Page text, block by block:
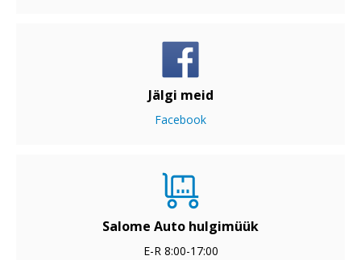
Jälgi meid
Facebook
Salome Auto hulgimüük
E-R 8:00-17:00